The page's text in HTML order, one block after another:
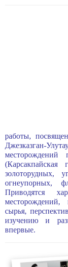
работы,
Джезказган-
месторождений
(Карсакпайская
золоторудных,
огнеупорных,
Приводятся
месторождений,
сырья,
изучению и
впервые.